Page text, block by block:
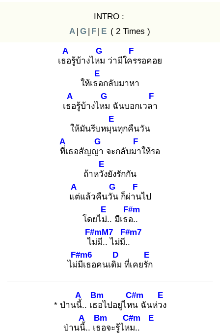
INTRO :
A | G | F | E ( 2 Times )
เธอ
A
รู้บ้างไหม
G
ว่ามีใคร
F
รอคอย
ให้เธอ
E
กลับมาหา
เธอ
A
รู้บ้างไหม
G
ฉันบอกเวลา
F
ให้มันรีบหมุน
E
ทุกคืนวัน
ที่เ
A
ธอสัญญา
G
จะกลับมา
F
ให้รอ
ถ้าหวัง
E
ยังรักกัน
แต่
A
แล้วคืนวัน
G
ก็ผ่าน
F
ไป
โดยไม่.
E
. มีเธอ.
F#m
.
ไม่
F#mM7
มี.. ไม่มี..
F#m7
ไม่มี
F#m6
เธอคนเดิม
D
ที่เคยรัก
E
* ป่านนี้.
A
. เธอ
Bm
ไปอยู่ไหน
C#m
ฉันห่วง
E
ป่านนี้.
A
. เธอ
Bm
จะรู้ไหม
C#m
..
E